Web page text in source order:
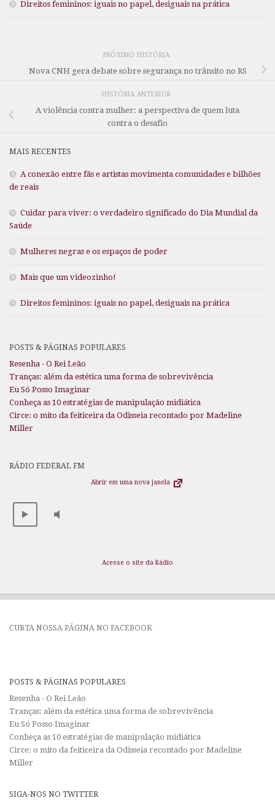
Direitos femininos: iguais no papel, desiguais na prática
PRÓXIMO HISTÓRIA
Nova CNH gera debate sobre segurança no trânsito no RS
HISTÓRIA ANTERIOR
A violência contra mulher: a perspectiva de quem luta
contra o desafio
MAIS RECENTES
A conexão entre fãs e artistas movimenta comunidades e bilhões
de reais
Cuidar para viver: o verdadeiro significado do Dia Mundial da
Saúde
Mulheres negras e os espaços de poder
Mais que um videozinho!
Direitos femininos: iguais no papel, desiguais na prática
POSTS & PÁGINAS POPULARES
Resenha - O Rei Leão
Tranças: além da estética uma forma de sobrevivência
Eu Só Posso Imaginar
Conheça as 10 estratégias de manipulação midiática
Circe: o mito da feiticeira da Odisseia recontado por Madeline
Miller
RÁDIO FEDERAL FM
Abrir em uma nova janela
Acesse o site da Rádio
CURTA NOSSA PÁGINA NO FACEBOOK
POSTS & PÁGINAS POPULARES
Resenha - O Rei Leão
Tranças: além da estética uma forma de sobrevivência
Eu Só Posso Imaginar
Conheça as 10 estratégias de manipulação midiática
Circe: o mito da feiticeira da Odisseia recontado por Madeline
Miller
SIGA-NOS NO TWITTER